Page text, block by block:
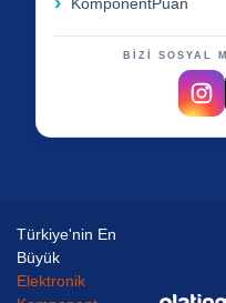
KomponentPuan
BİZİ SOSYAL
Türkiye'nin En
Büyük
Elektronik